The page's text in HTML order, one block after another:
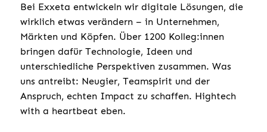
Bei Exxeta entwickeln wir digitale Lösungen, die
wirklich etwas verändern – in Unternehmen,
Märkten und Köpfen. Über 1200 Kolleg:innen
bringen dafür Technologie, Ideen und
unterschiedliche Perspektiven zusammen. Was
uns antreibt: Neugier, Teamspirit und der
Anspruch, echten Impact zu schaffen. Hightech
with a heartbeat eben.